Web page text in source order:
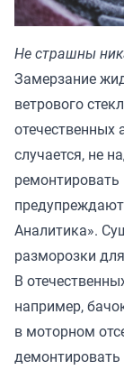
Не страшны
Замерзание
ветрового
отечественных
случается, не
Аналитика».
разморозки
В
например,
в моторном